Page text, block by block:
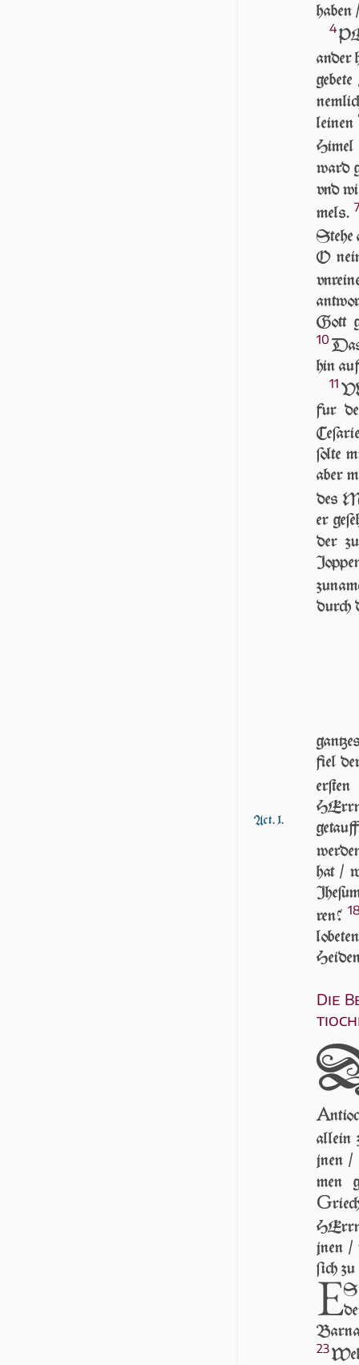
haben
4
an­der
leinen
ward
vnd
mels. 7
Stehe
O
Gott
10
hin
11
fur
ſolte
aber
des
er
der
durch
Act. 1.
fiel
hat /
ren?
Die
A
allein
jnen /
men
G
jnen /
ſich
ES
23